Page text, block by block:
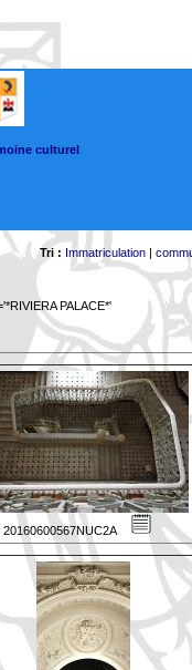
culturel
Tri : Immatriculation|
PALACE*'
20160600567NUC2A